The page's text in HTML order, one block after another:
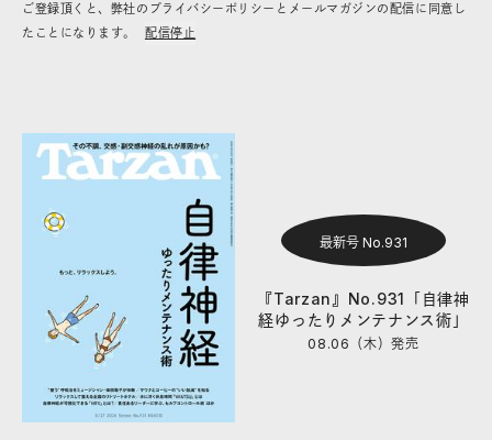
ご登録頂くと、弊社のプライバシーポリシーとメールマガジンの配信に同意し
たことになります。
配信停止
最新号 No.931
『Tarzan』No.931「自律神
経ゆったりメンテナンス術」
08.06（木）発売